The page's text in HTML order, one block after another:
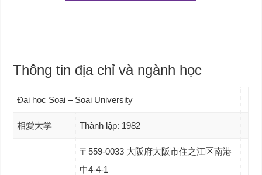
Thông tin địa chỉ và ngành học
Đại học Soai – Soai University
相愛大学 Thành lập: 1982
〒559-0033 大阪府大阪市住之江区南港
中4-4-1